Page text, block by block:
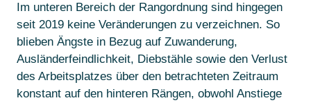
Im unteren Bereich der Rangordnung sind hingegen
seit 2019 keine Veränderungen zu verzeichnen. So
blieben Ängste in Bezug auf Zuwanderung,
Ausländerfeindlichkeit, Diebstähle sowie den Verlust
des Arbeitsplatzes über den betrachteten Zeitraum
konstant auf den hinteren Rängen, obwohl Anstiege